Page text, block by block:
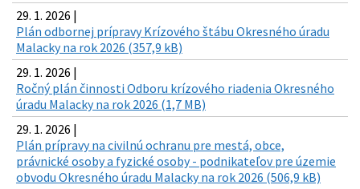
29. 1. 2026 |
Plán odbornej prípravy Krízového štábu Okresného úradu
Malacky na rok 2026 (357,9 kB)
29. 1. 2026 |
Ročný plán činnosti Odboru krízového riadenia Okresného
úradu Malacky na rok 2026 (1,7 MB)
29. 1. 2026 |
Plán prípravy na civilnú ochranu pre mestá, obce,
právnické osoby a fyzické osoby - podnikateľov pre územie
obvodu Okresného úradu Malacky na rok 2026 (506,9 kB)